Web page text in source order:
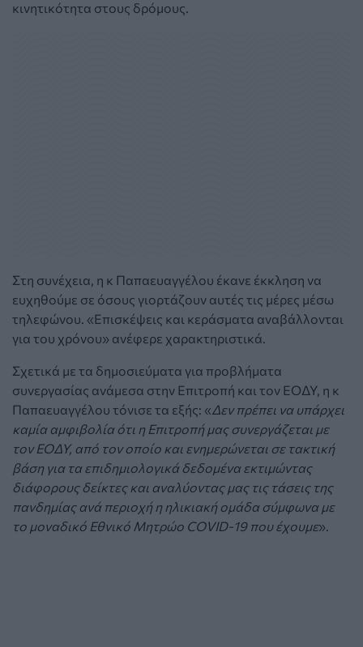
κινητικότητα στους δρόμους.
Στη συνέχεια, η κ Παπαευαγγέλου έκανε έκκληση να
ευχηθούμε σε όσους γιορτάζουν αυτές τις μέρες μέσω
τηλεφώνου. «Επισκέψεις και κεράσματα αναβάλλονται
για του χρόνου» ανέφερε χαρακτηριστικά.
Σχετικά με τα δημοσιεύματα για προβλήματα
συνεργασίας ανάμεσα στην Επιτροπή και τον ΕΟΔΥ, η κ
Παπαευαγγέλου τόνισε τα εξής: «Δεν πρέπει να υπάρχει
καμία αμφιβολία ότι η Επιτροπή μας συνεργάζεται με
τον ΕΟΔΥ, από τον οποίο και ενημερώνεται σε τακτική
βάση για τα επιδημιολογικά δεδομένα εκτιμώντας
διάφορους δείκτες και αναλύοντας μας τις τάσεις της
πανδημίας ανά περιοχή η ηλικιακή ομάδα σύμφωνα με
το μοναδικό Εθνικό Μητρώο COVID-19 που έχουμε».